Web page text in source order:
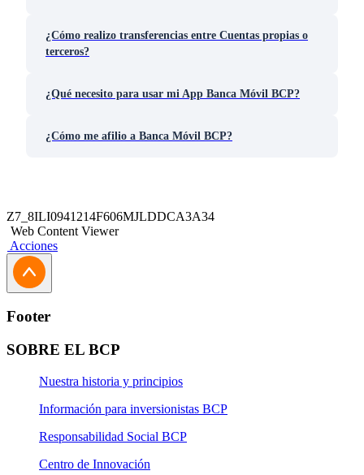
¿Cómo realizo transferencias entre Cuentas propias o
terceros?
¿Qué necesito para usar mi App Banca Móvil BCP?
¿Cómo me afilio a Banca Móvil BCP?
Z7_8ILI0941214F606MJLDDCA3A34
Web Content Viewer
Acciones
Footer
SOBRE EL BCP
Nuestra historia y principios
Información para inversionistas BCP
Responsabilidad Social BCP
Centro de Innovación